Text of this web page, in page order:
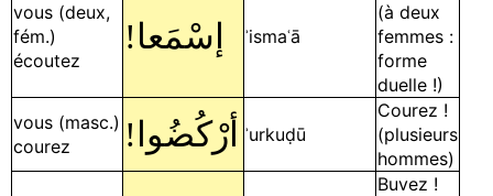
vous (deux,
fém.)
écoutez
!إسْمَعا ʾismaʿā
(à deux
femmes :
forme
duelle !)
vous (masc.)
courez
! أرْكُضُوا ʾurkuḍū
Courez !
(plusieurs
hommes)
Buvez !